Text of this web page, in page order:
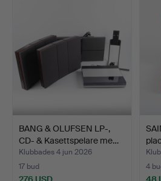
BANG & OLUFSEN LP-,
CD- & Kasettspelare me…
Klubbades 4 jun 2026
17 bud
4